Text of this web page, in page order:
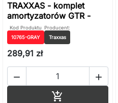
TRAXXAS - komplet
amortyzatorów GTR -
Kod Produktu
10765-GRAY
Producent:
Traxxas
289,91 zł
 
